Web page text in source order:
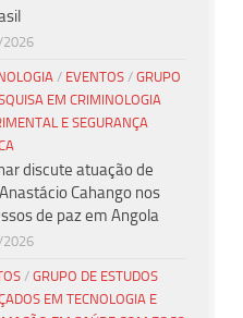
/ EVENTOS / GRUPO
EM CRIMINOLOGIA
E SEGURANÇA
discute atuação de
Cahango nos
de paz em Angola
/ GRUPO DE ESTUDOS
EM TECNOLOGIA E